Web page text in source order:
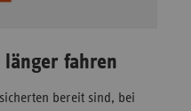
länger fahren
bereit sind, bei